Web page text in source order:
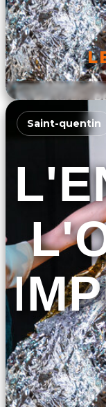
Saint-quentin